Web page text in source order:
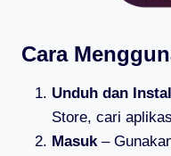
Cara
Unduh dan Instal
Store, cari
Masuk–